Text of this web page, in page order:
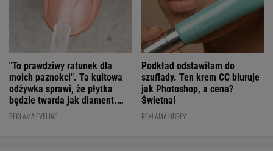
"To prawdziwy ratunek dla
moich paznokci". Ta kultowa
odżywka sprawi, że płytka
będzie twarda jak diament.
Cena? WOW!
REKLAMA EVELINE
Podkład odstawiłam do
szuflady. Ten krem CC bluruje
jak Photoshop, a cena?
Świetna!
REKLAMA HDREY